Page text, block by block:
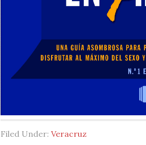
Filed Under: Veracruz